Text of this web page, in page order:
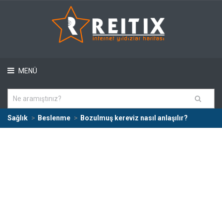
MENÜ
Sağlık Beslenme Bozulmuş kereviz nasıl anlaşılır?